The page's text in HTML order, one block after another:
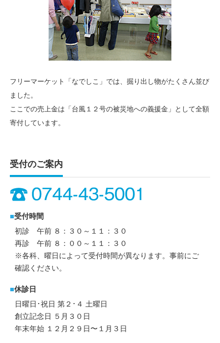
フリーマーケット「なでしこ」では、掘り出し物がたくさん並び
ました。
ここでの売上金は「台風１２号の被災地への義援金」として全額
寄付しています。
受付のご案内
■受付時間
初診 午前 ８：３０～１１：３０
再診 午前 ８：００～１１：３０
※各科、曜日によって受付時間が異なります。事前にご
確認ください。
■休診日
日曜日･祝日 第２･４ 土曜日
創立記念日 ５月３０日
年末年始 １２月２９日〜１月３日